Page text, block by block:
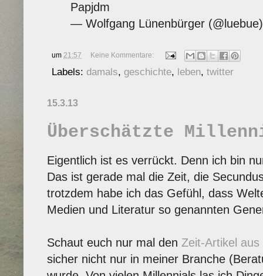
Papjdm
— Wolfgang Lünenbürger
um 21:57 Keine Kommentare:
Labels: damals, geschichte, leben, twitter
15.3.13
Überschätzte
Eigentlich ist es verrückt. Denn ich bin
Das ist gerade mal die Zeit, die
trotzdem habe ich das Gefühl, dass
Medien und Literatur so genannten
Schaut euch nur mal den Zeit-Artikel
sicher nicht nur in meiner Branche